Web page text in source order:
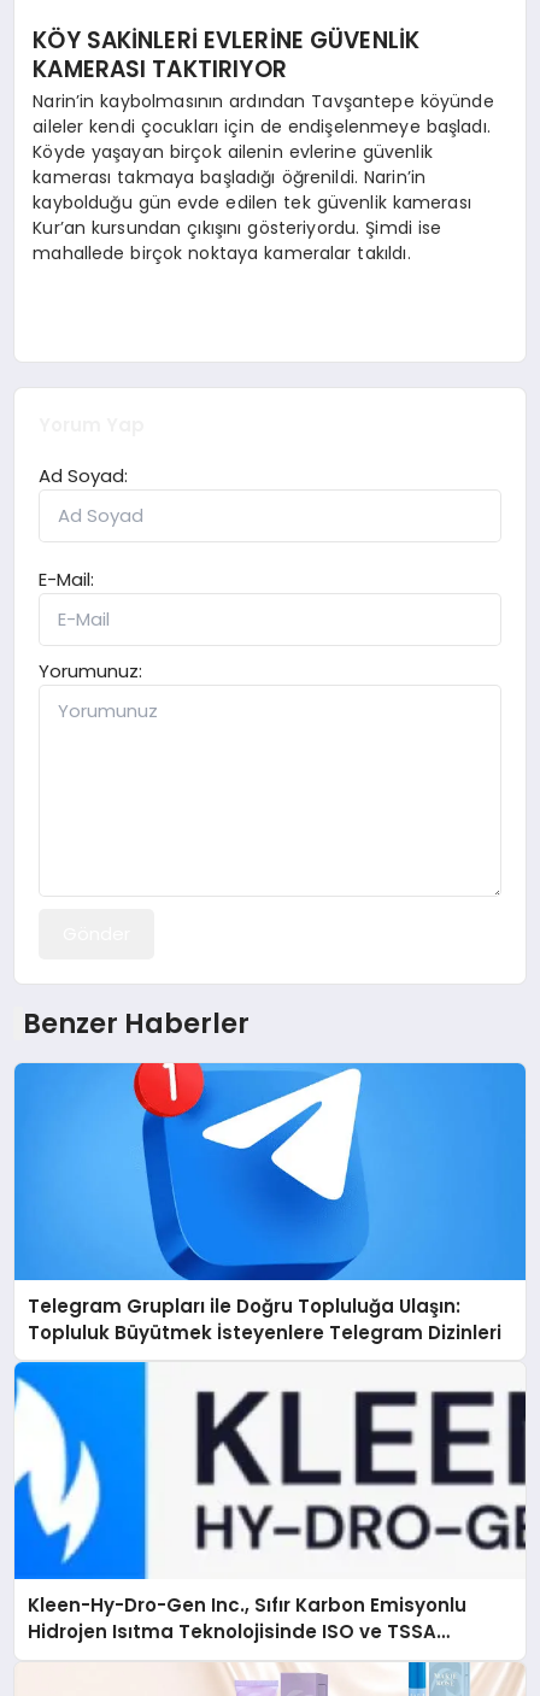
KÖY SAKİNLERİ EVLERİNE GÜVENLİK
KAMERASI TAKTIRIYOR
Narin’in kaybolmasının ardından Tavşantepe köyünde
aileler kendi çocukları için de endişelenmeye başladı.
Köyde yaşayan birçok ailenin evlerine güvenlik
kamerası takmaya başladığı öğrenildi. Narin’in
kaybolduğu gün evde edilen tek güvenlik kamerası
Kur’an kursundan çıkışını gösteriyordu. Şimdi ise
mahallede birçok noktaya kameralar takıldı.
Ad Soyad:
E-Mail:
Yorumunuz:
Benzer Haberler
Telegram Grupları ile Doğru Topluluğa Ulaşın:
Topluluk Büyütmek İsteyenlere Telegram Dizinleri
Kleen-Hy-Dro-Gen Inc., Sıfır Karbon Emisyonlu
Hidrojen Isıtma Teknolojisinde ISO ve TSSA
Düzenleyici Onaylarını Aldı